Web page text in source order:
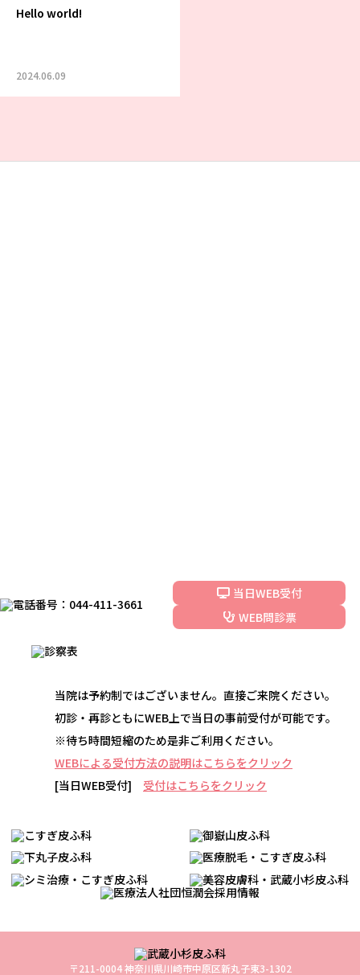
Hello world!
2024.06.09
当日WEB受付
WEB問診票
当院は予約制ではございません。直接ご来院ください。
初診・再診ともにWEB上で当日の事前受付が可能です。
※待ち時間短縮のため是非ご利用ください。
WEBによる受付方法の説明はこちらをクリック
[当日WEB受付] 受付はこちらをクリック
〒211-0004 神奈川県川崎市中原区新丸子東3-1302